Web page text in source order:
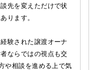
先を変えただけで状
ります。
験された譲渡オーナ
ならではの視点も交
や相談を進める上で気